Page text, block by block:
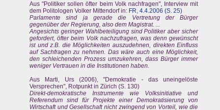
Aus "Politiker sollen öfter beim Volk nachfragen", Interview mit
dem Politologen Volker Mittendorf in: FR, 4.4.2006 (S. 25)
Parlamente sind ja gerade die Vertretung der Bürger
gegenüber der Regierung, also dem Magistrat. ...
Angesichts geringer Wahlbeteiligung sind Politiker aber sicher
gefordert, öfter beim Volk nachzufragen, was denn gewünscht
ist und z.B. die Möglichkeiten auszudehnen, direkten Einfluss
auf Sachfragen zu nehmen. Das wäre auch eine Möglichkeit,
den schleichenden Prozess umzukehren, dass Bürger immer
weniger Vertrauen in die Institutionen haben.
Aus Marti, Urs (2006), "Demokratie - das uneingelöste
Versprechen", Rotpunkt in Zürich (S. 130)
Direkt-demokratische Instrumente wie Volksinitiative und
Referendum sind für Projekte einer Demokratisierung von
Wirtschaft und Gesellschaft nicht zwingend von Vorteil, wie die